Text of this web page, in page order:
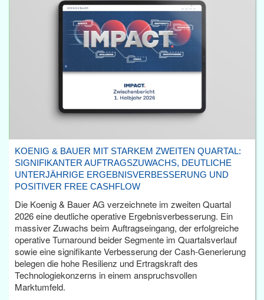
KOENIG & BAUER MIT STARKEM ZWEITEN QUARTAL:
SIGNIFIKANTER AUFTRAGSZUWACHS, DEUTLICHE
UNTERJÄHRIGE ERGEBNISVERBESSERUNG UND
POSITIVER FREE CASHFLOW
Die Koenig & Bauer AG verzeichnete im zweiten Quartal
2026 eine deutliche operative Ergebnisverbesserung. Ein
massiver Zuwachs beim Auftragseingang, der erfolgreiche
operative Turnaround beider Segmente im Quartalsverlauf
sowie eine signifikante Verbesserung der Cash-Generierung
belegen die hohe Resilienz und Ertragskraft des
Technologiekonzerns in einem anspruchsvollen
Marktumfeld.